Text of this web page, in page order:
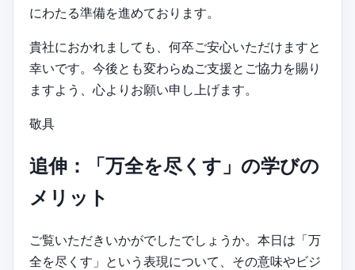
にわたる準備を進めております。
貴社におかれましても、何卒ご安心いただけますと
幸いです。今後とも変わらぬご支援とご協力を賜り
ますよう、心よりお願い申し上げます。
敬具
追伸：「万全を尽くす」の学びの
メリット
ご覧いただきいかがでしたでしょうか。本日は「万
全を尽くす」という表現について、その意味やビジ